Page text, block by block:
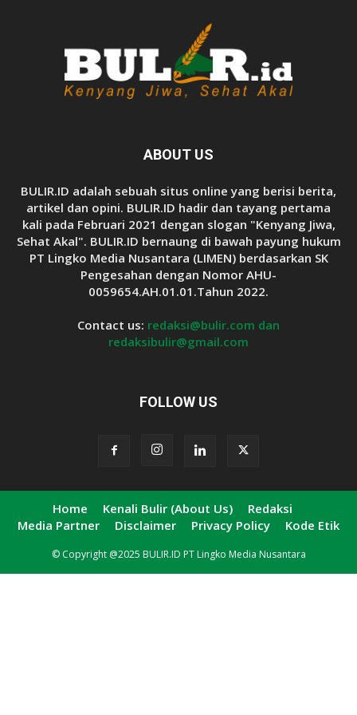
ABOUT US
BULIR.ID adalah sebuah situs online yang berisi berita,
artikel dan opini. BULIR.ID hadir dan tayang pertama
kali pada Februari 2021 dengan slogan "Kenyang Jiwa,
Sehat Akal". BULIR.ID bernaung di bawah payung hukum
PT Lingko Media Nusantara (LIMEN) berdasarkan SK
Pengesahan dengan Nomor AHU-
0059654.AH.01.01.Tahun 2022.
Contact us: redaksi@bulir.com dan
redaksibulir@gmail.com
FOLLOW US
Home Kenali Bulir (About Us)
Redaksi
Media Partner
Disclaimer Privacy Policy Kode Etik
© Copyright @2025 BULIR.ID PT Lingko Media Nusantara